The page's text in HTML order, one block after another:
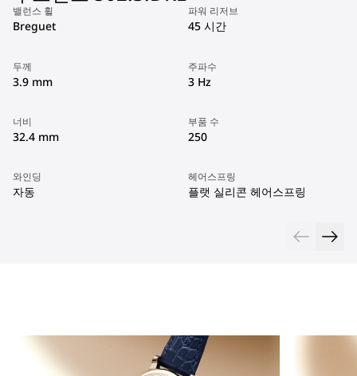
밸런스 휠
Breguet
파워 리저브
45 시간
두께
3.9 mm
주파수
3 Hz
너비
32.4 mm
부품 수
250
와인딩
자동
헤어스프링
플랫 실리콘 헤어스프링